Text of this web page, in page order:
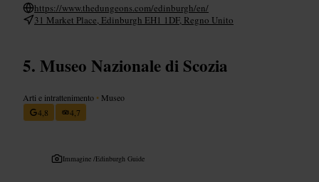
https://www.thedungeons.com/edinburgh/en/
31 Market Place, Edinburgh EH1 1DF, Regno Unito
Museo Nazionale di Scozia
Arti e intrattenimento • Museo
4,8
4,7
Immagine /Edinburgh Guide